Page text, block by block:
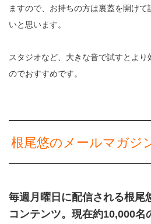
ますので、お持ちの方は裏蓋を開け
いと思います。
スタジオなど、大きな音で試すとよ
のでおすすめです。
根尾悠のメールマガジ
毎週月曜日に配信される根尾
コンテンツ。現在約10,000名